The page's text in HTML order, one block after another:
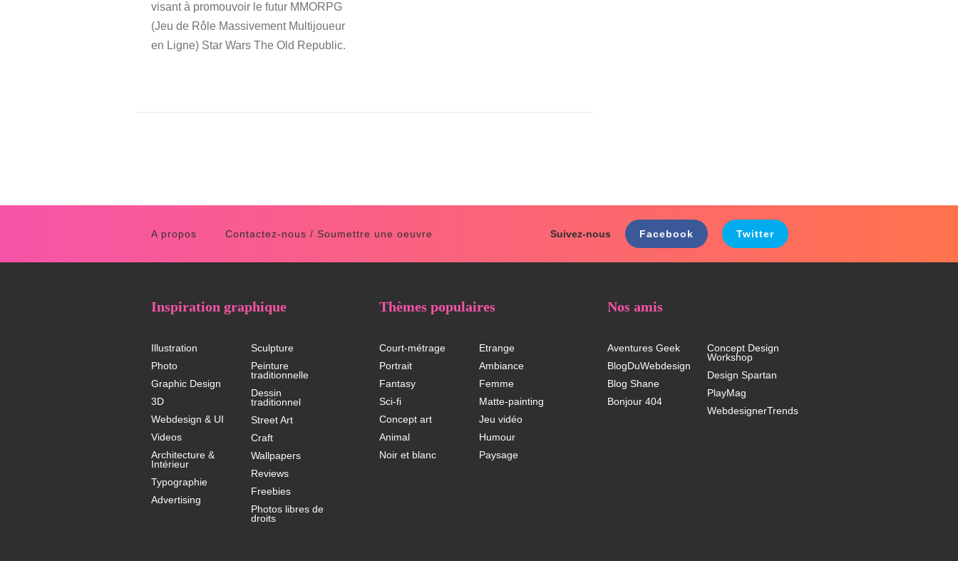
visant à promouvoir le futur MMORPG
(Jeu de Rôle Massivement Multijoueur
en Ligne) Star Wars The Old Republic.
A propos Contactez-nous / Soumettre une oeuvre Suivez-nous Facebook Twitter
Inspiration graphique
Illustration
Photo
Graphic Design
3D
Webdesign & UI
Videos
Architecture &
Intérieur
Typographie
Advertising
Sculpture
Peinture
traditionnelle
Dessin
traditionnel
Street Art
Craft
Wallpapers
Reviews
Freebies
Photos libres de
droits
Thèmes populaires
Court-métrage
Portrait
Fantasy
Sci-fi
Concept art
Animal
Noir et blanc
Etrange
Ambiance
Femme
Matte-painting
Jeu vidéo
Humour
Paysage
Nos amis
Aventures Geek
BlogDuWebdesign
Blog Shane
Bonjour 404
Concept Design
Workshop
Design Spartan
PlayMag
WebdesignerTrends